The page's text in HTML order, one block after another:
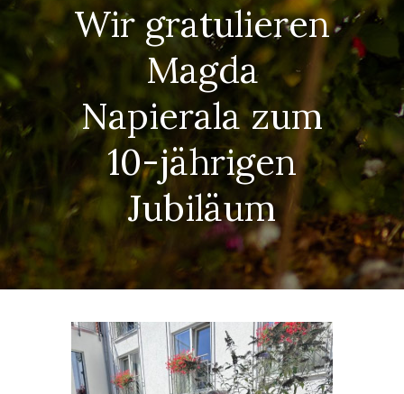
Wir gratulieren
Magda
Napierala zum
10-jährigen
Jubiläum